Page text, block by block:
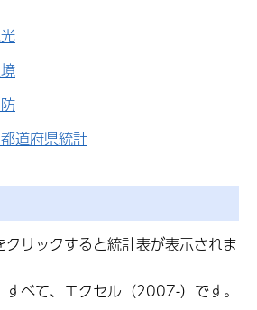
道府県統計
リックすると統計表が表示されま
べて、エクセル（2007-）です。